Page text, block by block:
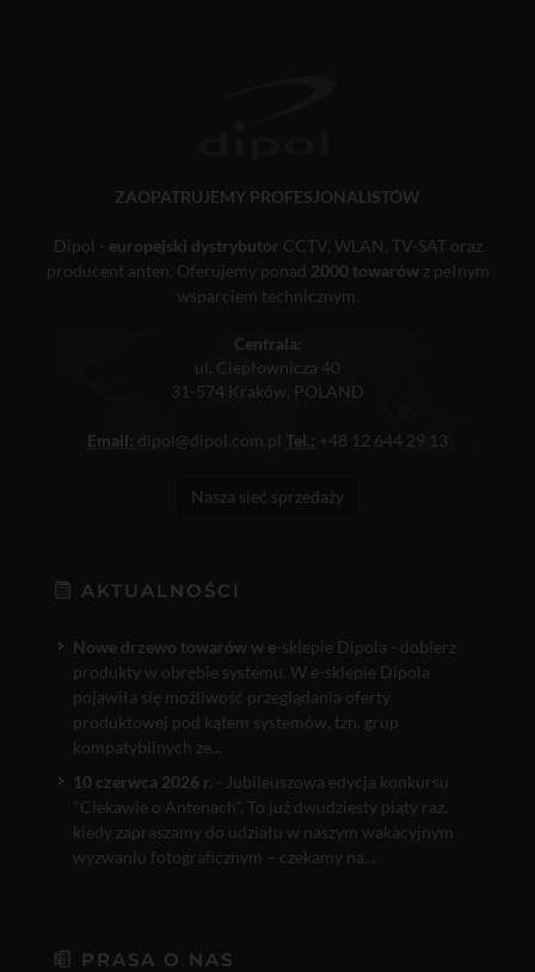
ZAOPATRUJEMY PROFESJONALISTÓW
Dipol - europejski dystrybutor CCTV, WLAN, TV-SAT oraz
producent anten. Oferujemy ponad 2000 towarówz pełnym
wsparciem technicznym.
Centrala:
ul. Ciepłownicza 40
31-574 Kraków, POLAND
Email: dipol@dipol.com.pl Tel.: +48 12 644 29 13
Nasza sieć sprzedaży
AKTUALNOŚCI
Nowe drzewo towarów w e-sklepie Dipola - dobierz
produkty w obrębie systemu. W e-sklepie Dipola
pojawiła się możliwość przeglądania oferty
produktowej pod kątem systemów, tzn. grup
kompatybilnych ze...
10 czerwca 2026 r. - Jubileuszowa edycja konkursu
"Ciekawie o Antenach". To już dwudziesty piąty raz,
kiedy zapraszamy do udziału w naszym wakacyjnym
wyzwaniu fotograficznym – czekamy na...
PRASA O NAS